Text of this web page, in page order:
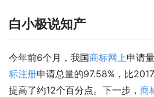
白小极说知产
今年前6个月，我国商标网上申请
标注册申请总量的97.58%，比
提高了约12个百分点。下一步， 商